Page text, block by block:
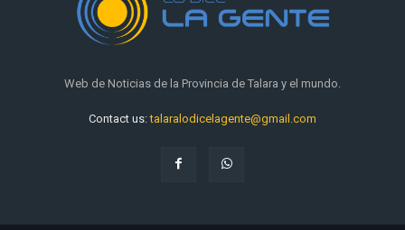
Web de Noticias de la Provincia de Talara y el mundo.
Contact us:talaralodicelagente@gmail.com